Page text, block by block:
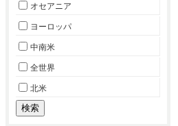
オセアニア
ヨーロッパ
中南米
全世界
北米